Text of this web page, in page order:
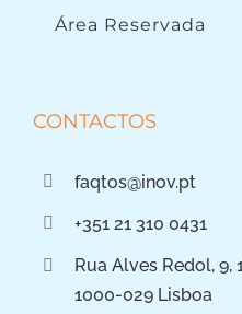
Área Reservada
CONTACTOS
faqtos@inov.pt
+351 21 310 0431
Rua Alves Redol, 9,
1000-029 Lisboa